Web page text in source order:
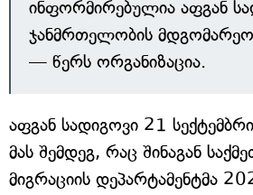
ინფორმირებულია აფგან
ჯანმრთელობის
— წერს ორგანიზაცია.
აფგან სადიგოვი 21
მას შემდეგ, რაც შინაგან
მიგრაციის დეპარტამენტმა